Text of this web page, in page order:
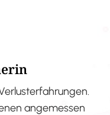
angemessen